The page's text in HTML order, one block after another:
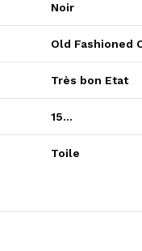
Noir
Old Fashioned
Très bon Etat
15…
Toile